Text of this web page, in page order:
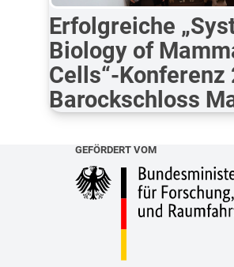
Erfolgreiche
Biology of
Cells“-Konferenz
Barockschloss
GEFÖRDERT VOM